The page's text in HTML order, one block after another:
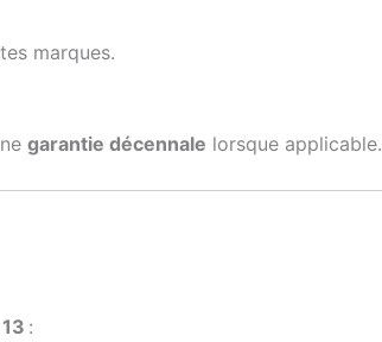
marques.
garantie décennale lorsque applicable.
: